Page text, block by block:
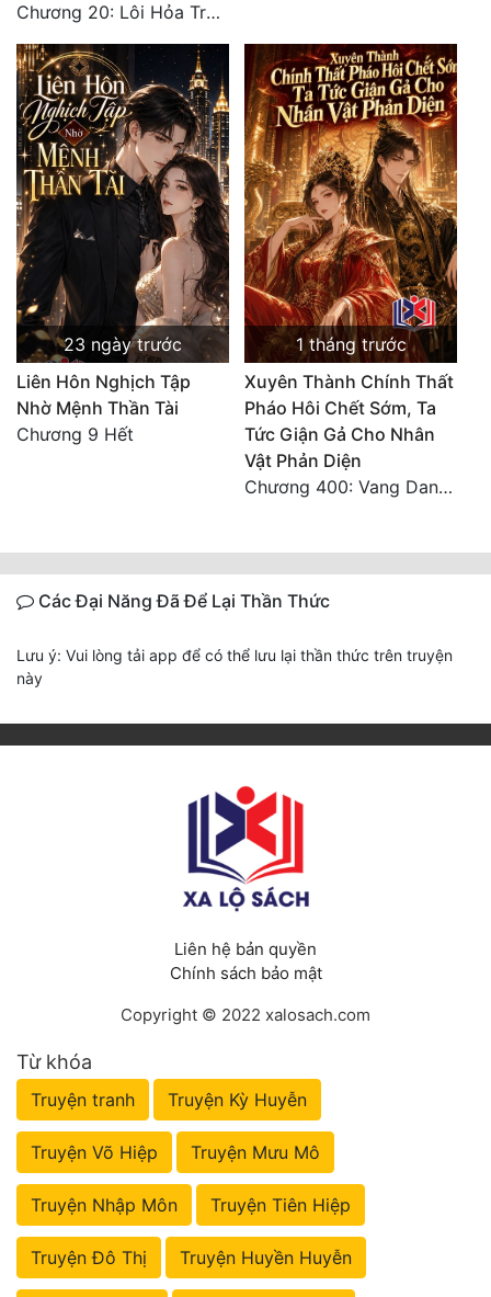
Chương 20: Lôi Hỏa Trường Minh (Hết)
23 ngày trước
Liên Hôn Nghịch Tập
Nhờ Mệnh Thần Tài
Chương 9 Hết
1 tháng trước
Xuyên Thành Chính Thất
Pháo Hôi Chết Sớm, Ta
Tức Giận Gả Cho Nhân
Vật Phản Diện
Chương 400: Vang Danh Thiên Hạ (Hết)
Các Đại Năng Đã Để Lại Thần Thức
Lưu ý: Vui lòng tải app để có thể lưu lại thần thức trên truyện
này
Liên hệ bản quyền
Chính sách bảo mật
Copyright © 2022 xalosach.com
Từ khóa
Truyện tranh Truyện Kỳ Huyễn
Truyện Võ Hiệp Truyện Mưu Mô
Truyện Nhập Môn Truyện Tiên Hiệp
Truyện Đô Thị Truyện Huyền Huyễn